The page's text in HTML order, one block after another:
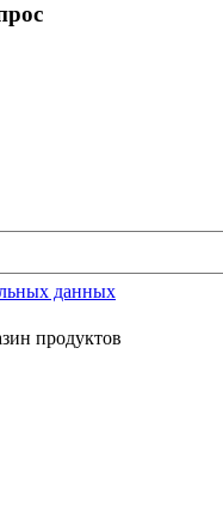
данных
продуктов